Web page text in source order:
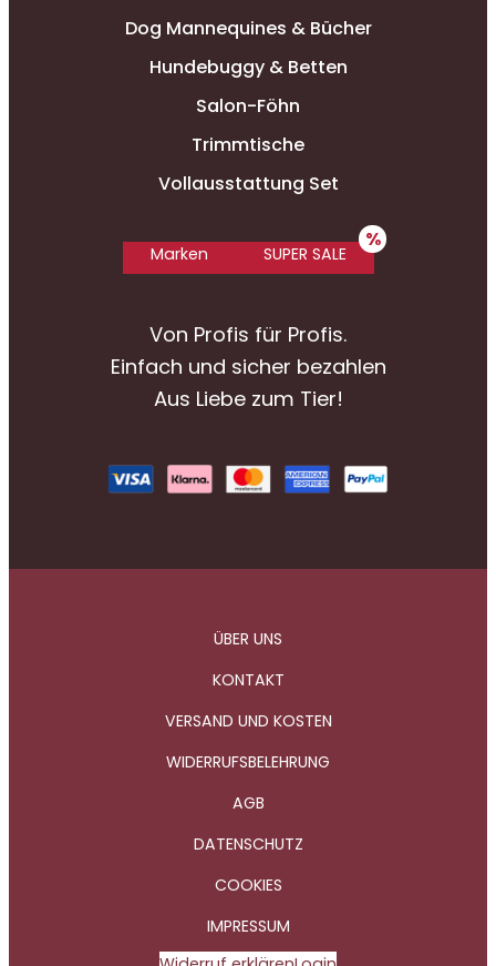
Dog Mannequines & Bücher
Hundebuggy & Betten
Salon-Föhn
Trimmtische
Vollausstattung Set
Marken SUPER SALE
Von Profis für Profis.
Einfach und sicher bezahlen
Aus Liebe zum Tier!
ÜBER UNS
KONTAKT
VERSAND UND KOSTEN
WIDERRUFSBELEHRUNG
AGB
DATENSCHUTZ
COOKIES
IMPRESSUM